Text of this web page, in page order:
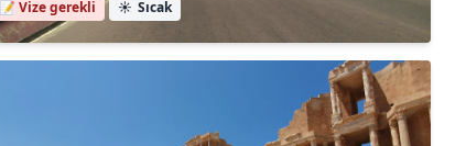
📝 Vize gerekli ☀️ Sıcak